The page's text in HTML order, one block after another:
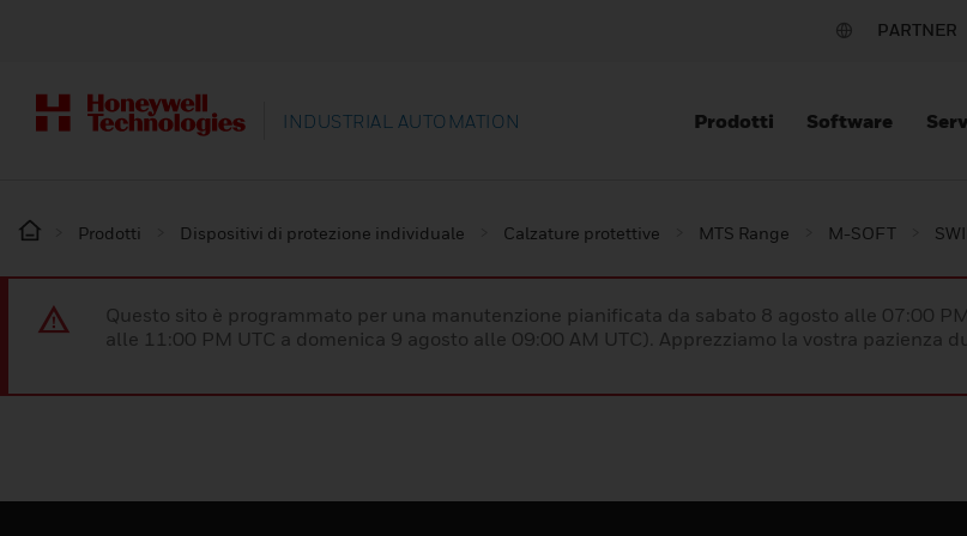
PARTNER
INDUSTRIAL AUTOMATION Prodotti Software
Prodotti Dispositivi di protezione individuale Calzature protettive MTS Range M-SOFT
Questo sito è programmato per una manutenzione pianificata da sabato 8 agosto alle 07:00
alle 11:00 PM UTC a domenica 9 agosto alle 09:00 AM UTC). Apprezziamo la vostra pazienza